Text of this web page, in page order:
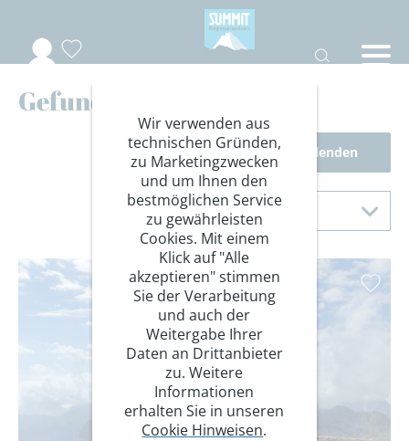
Gefundene Reisen
Filter einblenden
Sortierung
Sortieren nach
Wir verwenden aus
technischen Gründen,
zu Marketingzwecken
und um Ihnen den
bestmöglichen Service
zu gewährleisten
Cookies. Mit einem
Klick auf "Alle
akzeptieren" stimmen
Sie der Verarbeitung
und auch der
Weitergabe Ihrer
Daten an Drittanbieter
zu. Weitere
Informationen
erhalten Sie in unseren
Cookie Hinweisen.